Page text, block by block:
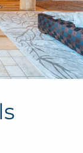
do
o każdej
w sercu